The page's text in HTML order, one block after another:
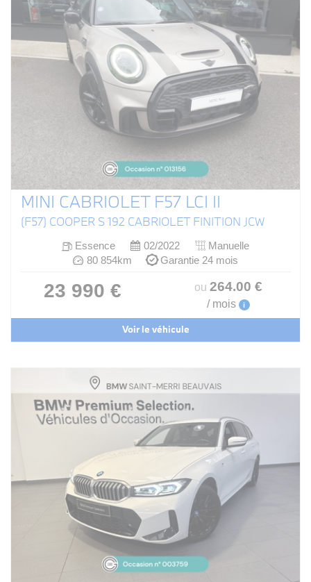
MINI CABRIOLET F57 LCI II
(F57) COOPER S 192 CABRIOLET FINITION JCW
Essence 02/2022
Manuelle
80 854km
Garantie 24 mois
23 990 € ou 264.00 €
/ mois i
Voir le véhicule